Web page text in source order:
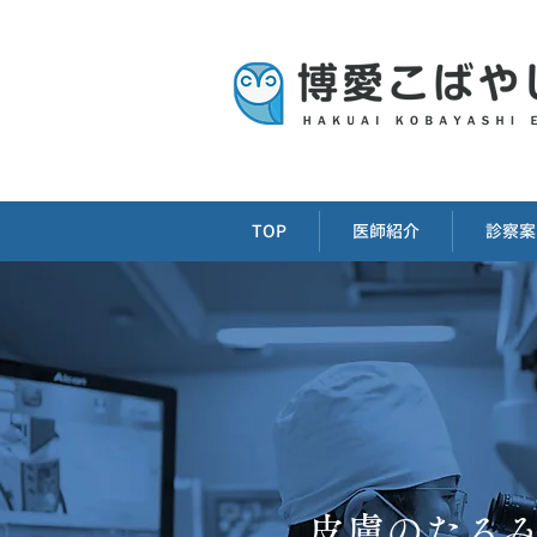
TOP 医師紹介 診察